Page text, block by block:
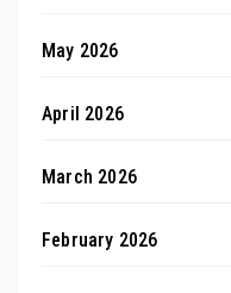
May 2026
April 2026
March 2026
February 2026